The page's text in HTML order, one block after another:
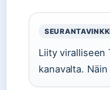
Liity viralliseen
kanavalta.